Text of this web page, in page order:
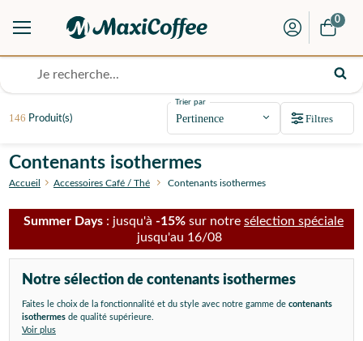
0
Contenants isothermes
Accueil Accessoires Café / Thé Contenants isothermes
Summer Days : jusqu'à -15% sur notre sélection spéciale
jusqu'au 16/08
Notre sélection de contenants isothermes
Faites le choix de la fonctionnalité et du style avec notre gamme de contenants
isothermes de qualité supérieure.
Voir plus
146 Produit(s)
Trier par
Filtres